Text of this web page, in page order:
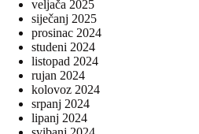
veljača 2025
siječanj 2025
prosinac 2024
studeni 2024
listopad 2024
rujan 2024
kolovoz 2024
srpanj 2024
lipanj 2024